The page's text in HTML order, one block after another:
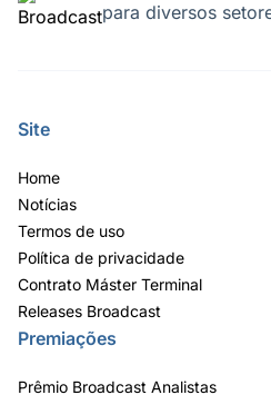
para diversos
Site
Home
Notícias
Termos de uso
Política de privacidade
Contrato Máster Terminal
Releases Broadcast
Premiações
Prêmio Broadcast Analistas